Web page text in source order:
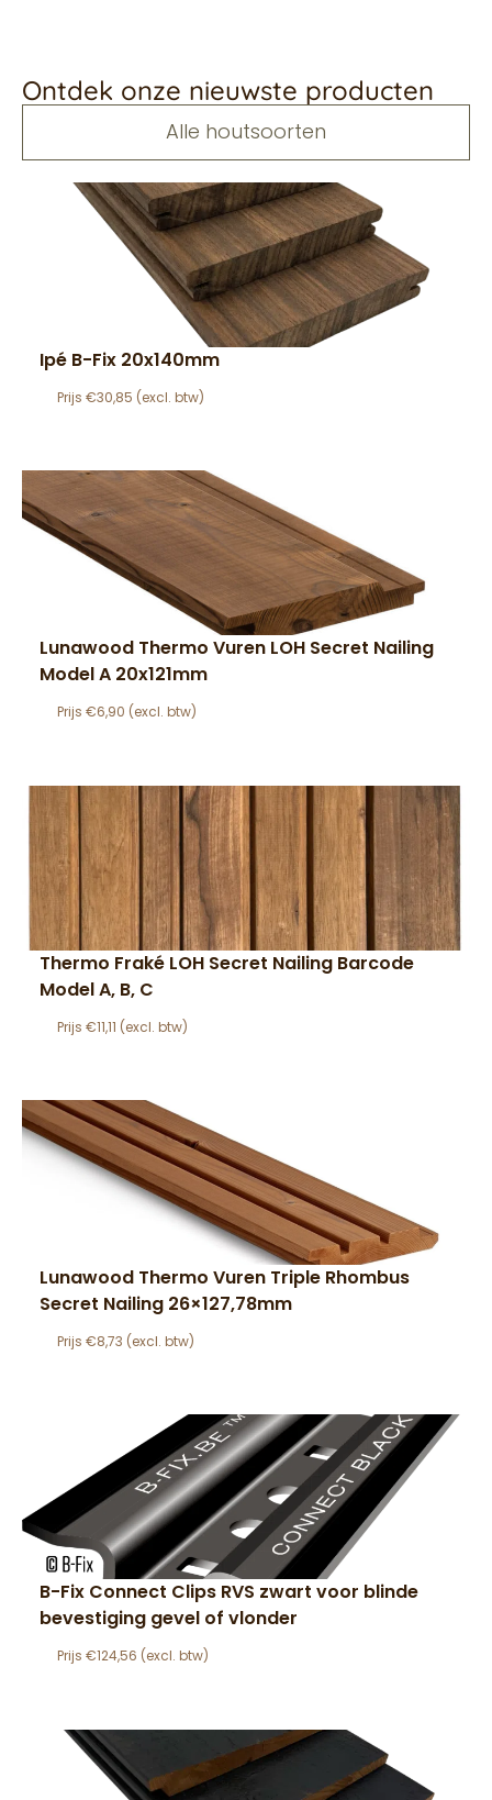
Ontdek onze nieuwste producten
Alle houtsoorten
Ipé B-Fix 20x140mm
€30,85
Lunawood Thermo Vuren LOH Secret Nailing
Model A 20x121mm
€6,90
Thermo Fraké LOH Secret Nailing Barcode
Model A, B, C
€11,11
Lunawood Thermo Vuren Triple Rhombus
Secret Nailing 26×127,78mm
€8,73
B-Fix Connect Clips RVS zwart voor blinde
bevestiging gevel of vlonder
€124,56